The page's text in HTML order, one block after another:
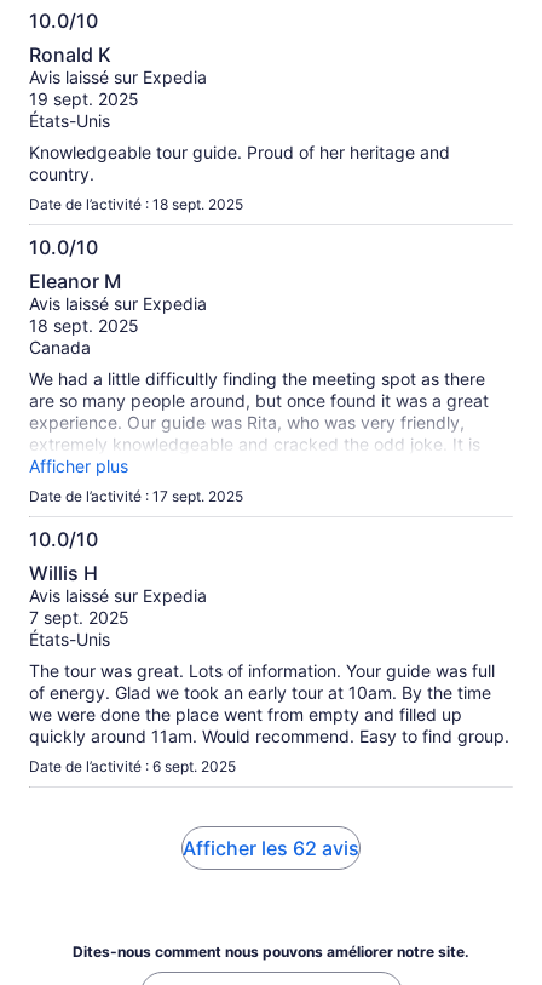
10.0/10
10.0
sur
10
Ronald K
Avis laissé sur Expedia
19 sept. 2025
États-Unis
Knowledgeable tour guide. Proud of her heritage and
country.
Date de l’activité : 18 sept. 2025
10.0/10
10.0
sur
10
Eleanor M
Avis laissé sur Expedia
18 sept. 2025
Canada
We had a little difficultly finding the meeting spot as there
are so many people around, but once found it was a great
experience. Our guide was Rita, who was very friendly,
extremely knowledgeable and cracked the odd joke. It is
nice that you don’t have to wait in the long lines. Highly
recommend “Skip-the-Line, we’ll worth it.
Afficher plus
Date de l’activité : 17 sept. 2025
10.0/10
10.0
sur
10
Willis H
Avis laissé sur Expedia
7 sept. 2025
États-Unis
The tour was great. Lots of information. Your guide was full
of energy. Glad we took an early tour at 10am. By the time
we were done the place went from empty and filled up
quickly around 11am. Would recommend. Easy to find group.
Date de l’activité : 6 sept. 2025
Afficher les 62 avis
Dites-nous comment nous pouvons améliorer notre site.